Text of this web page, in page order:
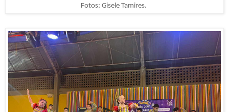
Fotos: Gisele Tamires.